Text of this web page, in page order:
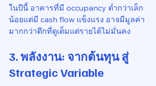
ในปีนี้ อาคารที่มี occupancy ต่ำกว่าเล็ก
น้อยแต่มี cash flow แข็งแรง อาจมีมูลค่า
มากกว่าตึกที่ดูเต็มแต่รายได้ไม่มั่นคง
3. พลังงาน: จากต้นทุน สู่
Strategic Variable